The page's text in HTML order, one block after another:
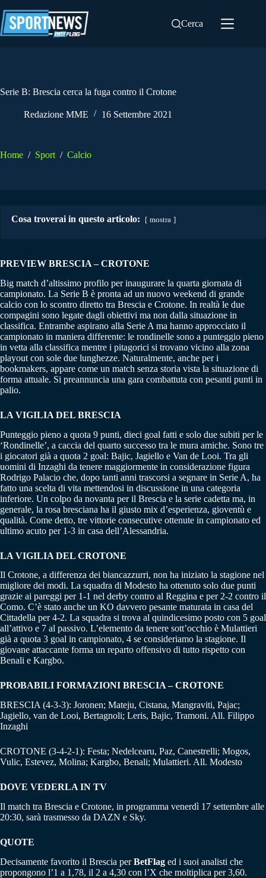
al
contenuto
Cerca
Serie B: Brescia cerca la fuga contro il Crotone
Redazione MME 16 Settembre 2021
Home / Sport / Calcio
Cosa troverai in questo articolo: mostra
PREVIEW BRESCIA – CROTONE
Big match d’altissimo profilo per inaugurare la quarta giornata di
campionato. La Serie B è pronta ad un nuovo weekend di grande
calcio con lo scontro diretto tra Brescia e Crotone. In realtà le due
compagini sono legate dagli obiettivi ma non dalla situazione in
classifica. Entrambe aspirano alla Serie A ma hanno approcciato il
campionato in maniera differente: le rondinelle sono a punteggio pieno
in vetta alla classifica mentre i pitagorici si trovano vicino alla zona
playout con sole due lunghezze. Naturalmente, anche per i
bookmakers, appare come un match senza storia vista la situazione di
forma attuale. Si preannuncia una gara combattuta con pesanti punti in
palio.
LA VIGILIA DEL BRESCIA
Punteggio pieno a quota 9 punti, dieci goal fatti e solo due subiti per le
‘Rondinelle’, a caccia del quarto successo tra le mura amiche. Sono tre
i giocatori già a quota 2 goal: Bajic, Jagiello e Van de Looi. Tra gli
uomini di Inzaghi da tenere maggiormente in considerazione figura
Rodrigo Palacio che, dopo tanti anni trascorsi a segnare in Serie A, ha
fatto una scelta di vita mettendosi in discussione in una categoria
inferiore. Un colpo da novanta per il Brescia e la serie cadetta ma, in
generale, la rosa bresciana ha il giusto mix d’esperienza, gioventù e
qualità. Come detto, tre vittorie consecutive ottenute in campionato ed
ultimo acuto per 1-3 in casa dell’Alessandria.
LA VIGILIA DEL CROTONE
Il Crotone, a differenza dei biancazzurri, non ha iniziato la stagione nel
migliore dei modi. La squadra di Modesto ha ottenuto solo due punti
grazie ai pareggi per 1-1 nel derby contro al Reggina e per 2-2 contro il
Como. C’è stato anche un KO davvero pesante maturata in casa del
Cittadella per 4-2. La squadra si trova al quindicesimo posto con 5 goal
all’attivo e 7 al passivo. L’elemento da tenere sott’occhio è Mulattieri
già a quota 3 goal in campionato, 4 se consideriamo la stagione. Il
giovane attaccante forma un reparto offensivo di tutto rispetto con
Benali e Kargbo.
PROBABILI FORMAZIONI BRESCIA – CROTONE
BRESCIA (4-3-3): Joronen; Mateju, Cistana, Mangraviti, Pajac;
Jagiello, van de Looi, Bertagnoli; Leris, Bajic, Tramoni. All. Filippo
Inzaghi
CROTONE (3-4-2-1): Festa; Nedelcearu, Paz, Canestrelli; Mogos,
Vulic, Estevez, Molina; Kargbo, Benali; Mulattieri. All. Modesto
DOVE VEDERLA IN TV
Il match tra Brescia e Crotone, in programma venerdì 17 settembre alle
20:30, sarà trasmesso da DAZN e Sky.
QUOTE
Decisamente favorito il Brescia perBetFlag ed i suoi analisti che
propongono l’1 a 1,78, il 2 a 4,30 con l’X che moltiplica per 3,60.